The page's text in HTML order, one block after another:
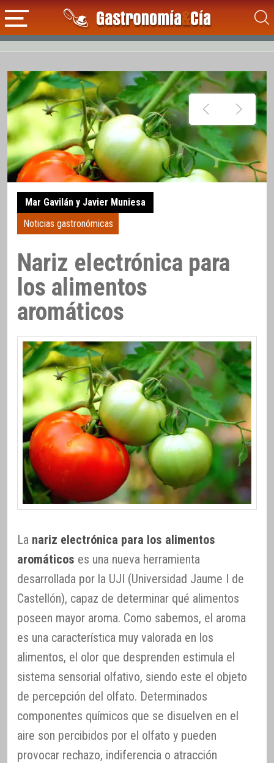
Mar Gavilán y Javier Muniesa
Noticias gastronómicas
Nariz electrónica para
los alimentos
aromáticos
La nariz electrónica para los alimentos
aromáticos es una nueva herramienta
desarrollada por la UJI (Universidad Jaume I de
Castellón), capaz de determinar qué alimentos
poseen mayor aroma. Como sabemos, el aroma
es una característica muy valorada en los
alimentos, el olor que desprenden estimula el
sistema sensorial olfativo, siendo este el objeto
de percepción del olfato. Determinados
componentes químicos que se disuelven en el
aire son percibidos por el olfato y pueden
provocar rechazo, indiferencia o atracción